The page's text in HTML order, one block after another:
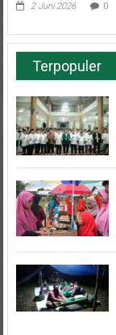
2 Juni 2026 0
Terpopuler